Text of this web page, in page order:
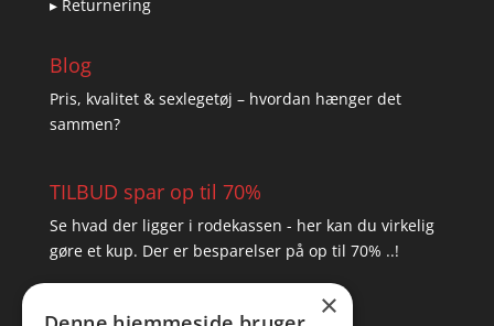
▸ Returnering
Blog
Pris, kvalitet & sexlegetøj – hvordan hænger det
sammen?
TILBUD spar op til 70%
Se hvad der ligger i rodekassen - her kan du virkelig
gøre et kup. Der er besparelser på op til 70% ..!
×